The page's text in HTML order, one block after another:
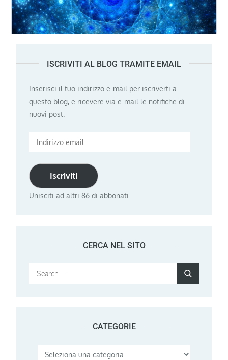
ISCRIVITI AL BLOG TRAMITE EMAIL
Inserisci il tuo indirizzo e-mail per iscriverti a
questo blog, e ricevere via e-mail le notifiche di
nuovi post.
Indirizzo
Iscriviti
Unisciti ad altri 86 di abbonati
CERCA NEL SITO
Search
CATEGORIE
Categorie